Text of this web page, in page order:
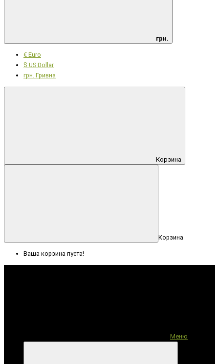
грн.
€ Euro
$ US Dollar
грн. Гривна
Корзина
Корзина
Ваша корзина пуста!
Меню